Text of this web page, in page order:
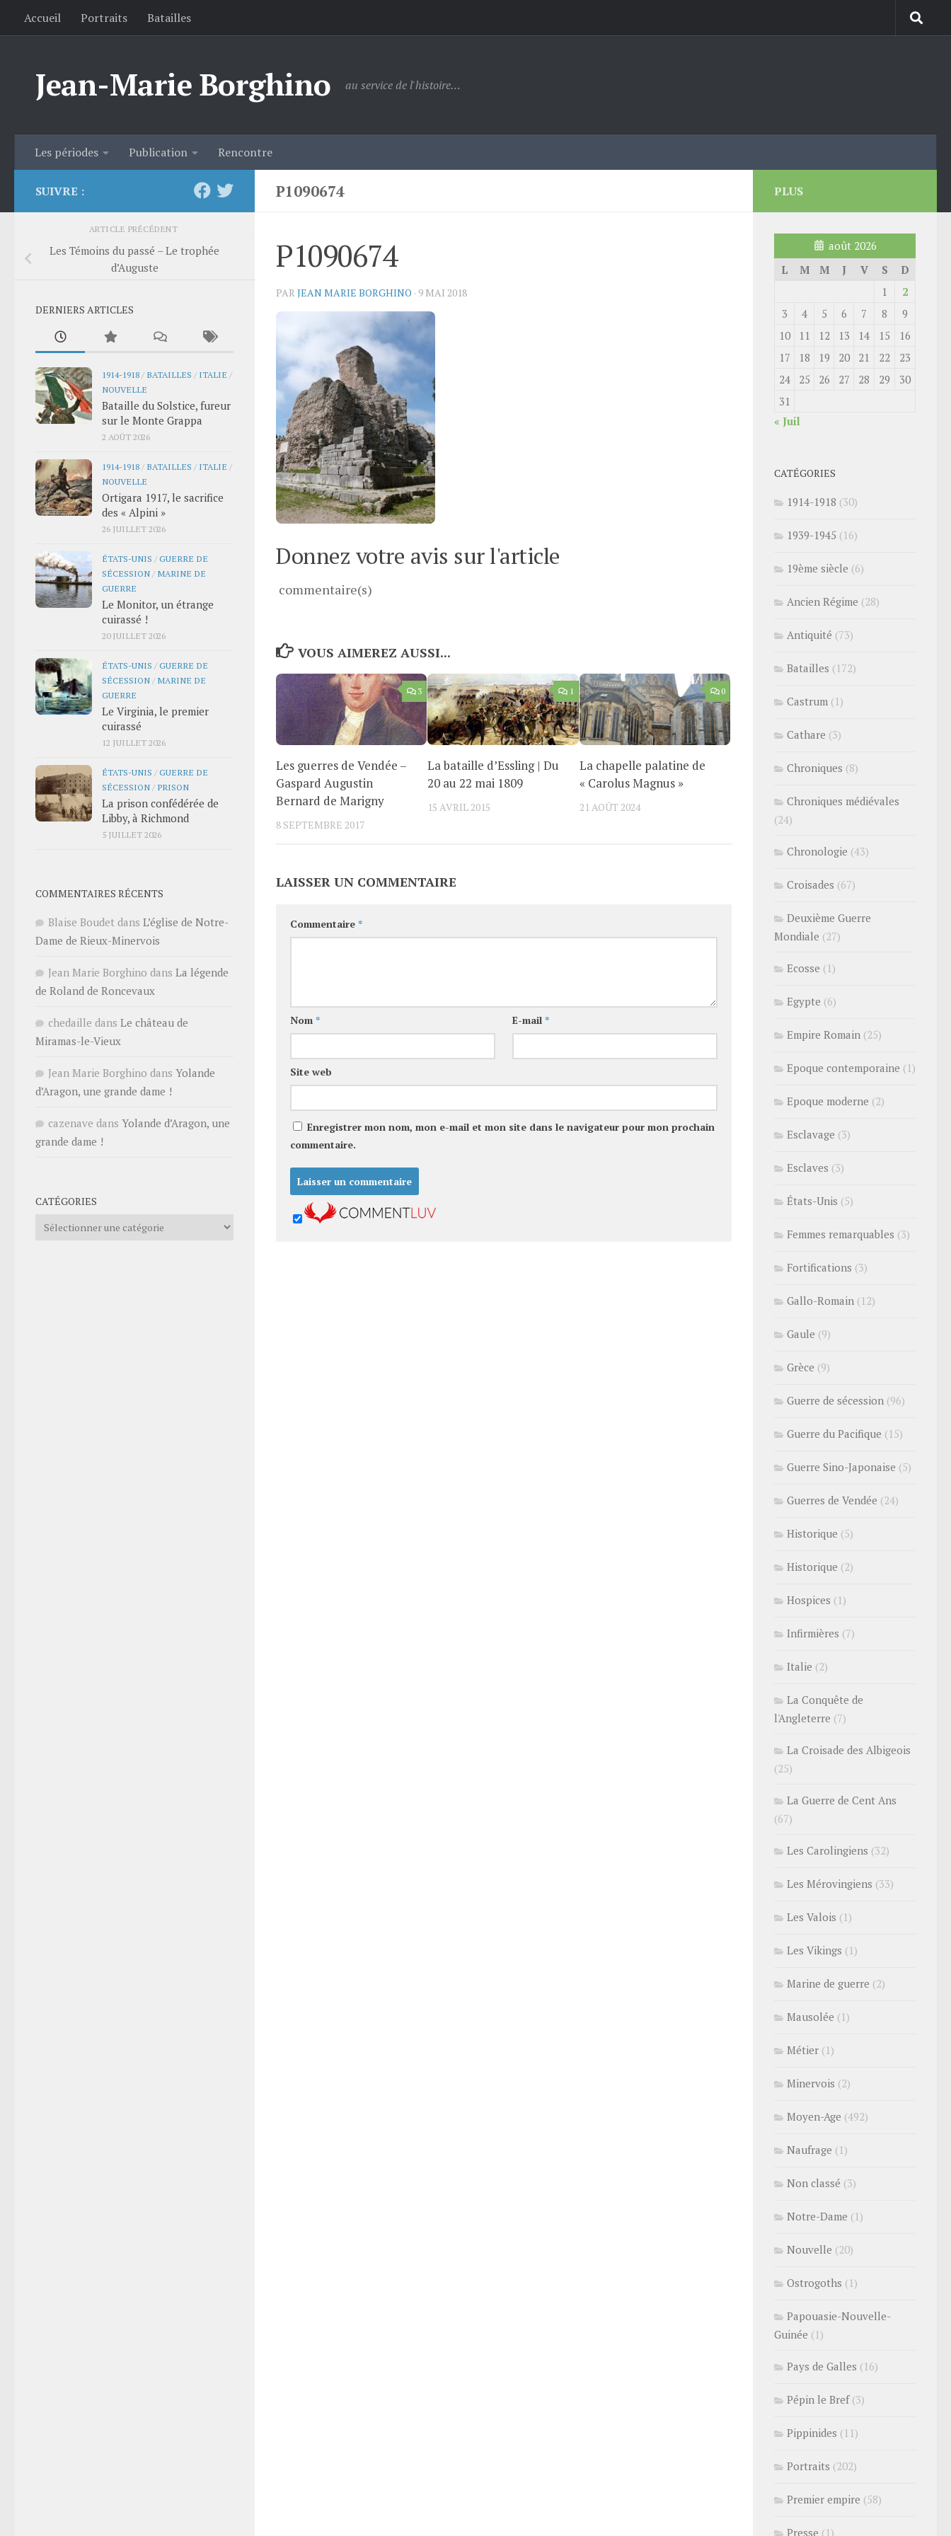
Skip to content
Accueil Portraits Batailles
Jean-Marie Borghino au service de l'histoire…
Les périodes Publication Rencontre
P1090674
P1090674
PAR JEAN MARIE BORGHINO · 9 MAI 2018
Donnez votre avis sur l'article
commentaire(s)
VOUS AIMEREZ AUSSI...
3
Les guerres de Vendée –
Gaspard Augustin
Bernard de Marigny
8 SEPTEMBRE 2017
1
La bataille d’Essling | Du
20 au 22 mai 1809
15 AVRIL 2015
0
La chapelle palatine de
« Carolus Magnus »
21 AOÛT 2024
LAISSER UN COMMENTAIRE
Commentaire *
Nom * E-mail *
Site web
Enregistrer mon nom, mon e-mail et mon site dans le navigateur pour mon prochain
commentaire.
SUIVRE :
ARTICLE PRÉCÉDENT
Les Témoins du passé – Le trophée
d’Auguste
DERNIERS ARTICLES
1914-1918 / BATAILLES / ITALIE /
NOUVELLE
Bataille du Solstice, fureur
sur le Monte Grappa
2 AOÛT 2026
1914-1918 / BATAILLES / ITALIE /
NOUVELLE
Ortigara 1917, le sacrifice
des « Alpini »
26 JUILLET 2026
ÉTATS-UNIS /GUERRE DE
SÉCESSION / MARINE DE
GUERRE
Le Monitor, un étrange
cuirassé !
20 JUILLET 2026
ÉTATS-UNIS /GUERRE DE
SÉCESSION / MARINE DE
GUERRE
Le Virginia, le premier
cuirassé
12 JUILLET 2026
ÉTATS-UNIS /GUERRE DE
SÉCESSION / PRISON
La prison confédérée de
Libby, à Richmond
5 JUILLET 2026
COMMENTAIRES RÉCENTS
Blaise Boudet dans L’église de Notre-
Dame de Rieux-Minervois
Jean Marie Borghino dans La légende
de Roland de Roncevaux
chedaille dans Le château de
Miramas-le-Vieux
Jean Marie Borghino dans Yolande
d’Aragon, une grande dame !
cazenave dans Yolande d’Aragon, une
grande dame !
CATÉGORIES
Catégories
PLUS
août 2026
L
M M J V S
D
1
2
3
4 5 6 7 8
9
10
11 12 13 14 15
16
17
18 19 20 21 22
23
24
25 26 27 28 29
30
31
« Juil
CATÉGORIES
1914-1918 (30)
1939-1945 (16)
19ème siècle (6)
Ancien Régime (28)
Antiquité (73)
Batailles (172)
Castrum (1)
Cathare (3)
Chroniques (8)
Chroniques médiévales
(24)
Chronologie (43)
Croisades (67)
Deuxième Guerre
Mondiale (27)
Ecosse (1)
Egypte (6)
Empire Romain (25)
Epoque contemporaine (1)
Epoque moderne (2)
Esclavage (3)
Esclaves (3)
États-Unis (5)
Femmes remarquables (3)
Fortifications (3)
Gallo-Romain (12)
Gaule (9)
Grèce (9)
Guerre de sécession (96)
Guerre du Pacifique (15)
Guerre Sino-Japonaise (5)
Guerres de Vendée (24)
Historique (5)
Historique (2)
Hospices (1)
Infirmières (7)
Italie (2)
La Conquête de
l'Angleterre (7)
La Croisade des Albigeois
(25)
La Guerre de Cent Ans
(67)
Les Carolingiens (32)
Les Mérovingiens (33)
Les Valois (1)
Les Vikings (1)
Marine de guerre (2)
Mausolée (1)
Métier (1)
Minervois (2)
Moyen-Age (492)
Naufrage (1)
Non classé (3)
Notre-Dame (1)
Nouvelle (20)
Ostrogoths (1)
Papouasie-Nouvelle-
Guinée (1)
Pays de Galles (16)
Pépin le Bref(3)
Pippinides (11)
Portraits (202)
Premier empire (58)
Presse (1)